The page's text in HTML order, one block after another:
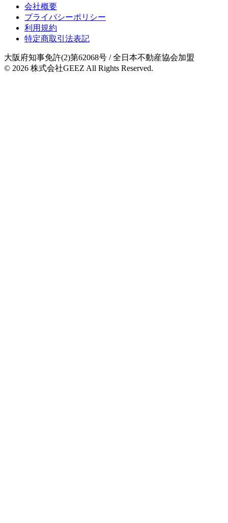
会社概要
プライバシーポリシー
利用規約
特定商取引法表記
大阪府知事免許(2)第62068号 / 全日本不動産協会加盟
© 2026 株式会社GEEZ All Rights Reserved.